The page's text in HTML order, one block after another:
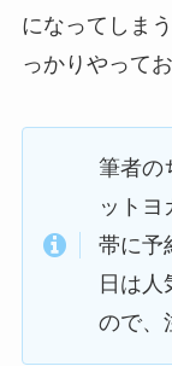
になってしま
っかりやって
筆者の
ットヨ
帯に予
日は
ので、